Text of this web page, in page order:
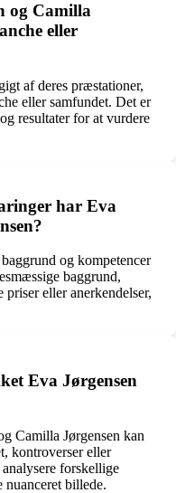
og Camilla
eller
af deres præstationer,
eller samfundet. Det er
resultater for at vurdere
har Eva
og kompetencer
baggrund,
eller anerkendelser,
Eva Jørgensen
Camilla Jørgensen kan
kontroverser eller
forskellige
nuanceret billede.